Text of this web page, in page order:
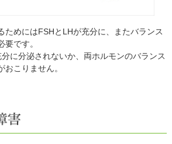
ためにはFSHとLHが充分に、またバランス
要です。
に分泌されないか、両ホルモンのバランス
こりません。